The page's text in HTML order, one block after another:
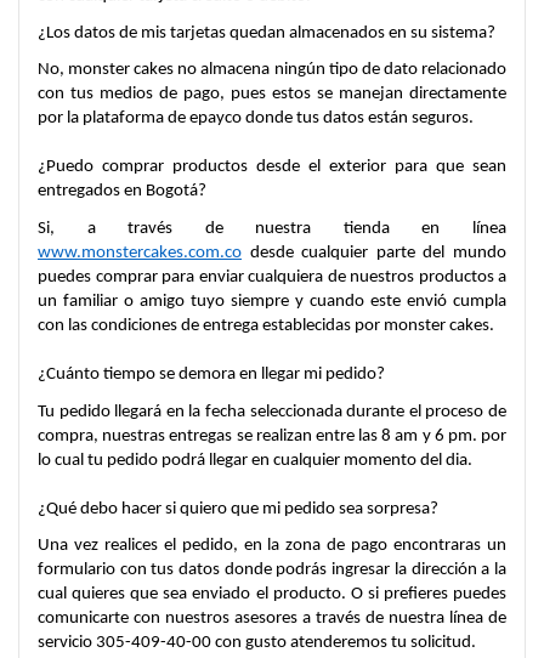
¿Los datos de mis tarjetas quedan almacenados en su sistema?
No, monster cakes no almacena ningún tipo de dato relacionado
con tus medios de pago, pues estos se manejan directamente
por la plataforma de epayco donde tus datos están seguros.
¿Puedo comprar productos desde el exterior para que sean
entregados en Bogotá?
www.monstercakes.com.co desde cualquier parte del mundo
puedes comprar para enviar cualquiera de nuestros productos a
un familiar o amigo tuyo siempre y cuando este envió cumpla
con las condiciones de entrega establecidas por monster cakes.
¿Cuánto tiempo se demora en llegar mi pedido?
Tu pedido llegará en la fecha seleccionada durante el proceso de
compra, nuestras entregas se realizan entre las 8 am y 6 pm. por
lo cual tu pedido podrá llegar en cualquier momento del dia.
¿Qué debo hacer si quiero que mi pedido sea sorpresa?
Una vez realices el pedido, en la zona de pago encontraras un
formulario con tus datos donde podrás ingresar la dirección a la
cual quieres que sea enviado el producto. O si prefieres puedes
comunicarte con nuestros asesores a través de nuestra línea de
servicio 305-409-40-00 con gusto atenderemos tu solicitud.